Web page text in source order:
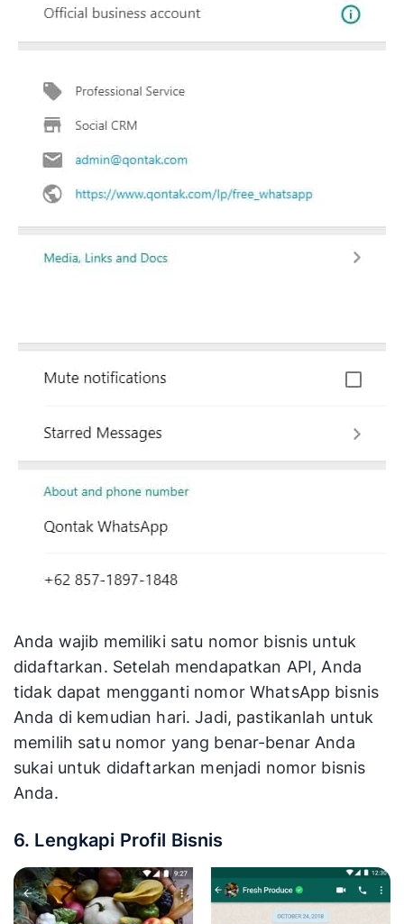
Anda wajib memiliki satu nomor bisnis untuk
didaftarkan. Setelah mendapatkan API, Anda
tidak dapat mengganti nomor WhatsApp bisnis
Anda di kemudian hari. Jadi, pastikanlah untuk
memilih satu nomor yang benar-benar Anda
sukai untuk didaftarkan menjadi nomor bisnis
Anda.
6. Lengkapi Profil Bisnis